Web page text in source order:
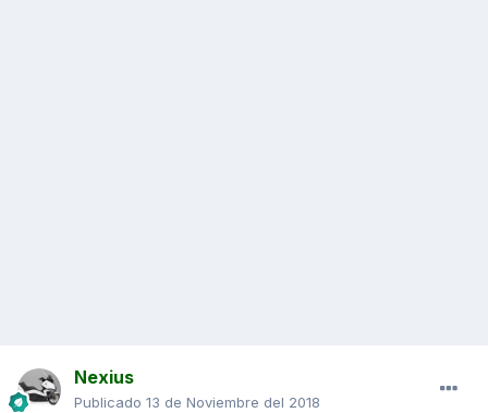
Nexius
Publicado 13 de Noviembre del 2018